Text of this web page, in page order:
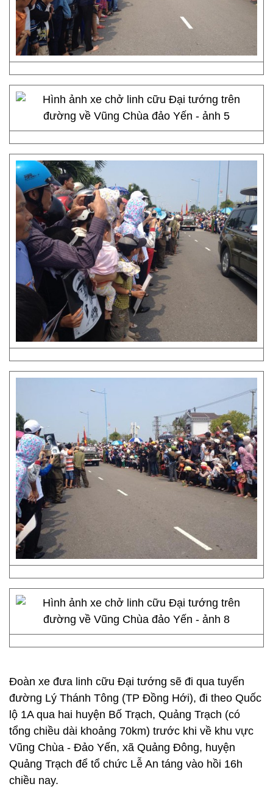
Đoàn xe đưa linh cữu Đại tướng sẽ đi qua tuyến
đường Lý Thánh Tông (TP Đồng Hới), đi theo Quốc
lộ 1A qua hai huyện Bố Trạch, Quảng Trạch (có
tổng chiều dài khoảng 70km) trước khi về khu vực
Vũng Chùa - Đảo Yến, xã Quảng Đông, huyện
Quảng Trạch để tổ chức Lễ An táng vào hồi 16h
chiều nay.